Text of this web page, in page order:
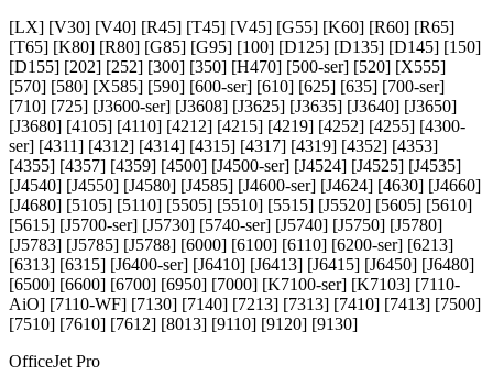
[LX] [V30] [V40] [R45] [T45] [V45] [G55] [K60] [R60] [R65]
[T65] [K80] [R80] [G85] [G95] [100] [D125] [D135] [D145] [150]
[D155] [202] [252] [300] [350] [H470] [500-ser] [520] [X555]
[570] [580] [X585] [590] [600-ser] [610] [625] [635] [700-ser]
[710] [725] [J3600-ser] [J3608] [J3625] [J3635] [J3640] [J3650]
[J3680] [4105] [4110] [4212] [4215] [4219] [4252] [4255] [4300-
ser] [4311] [4312] [4314] [4315] [4317] [4319] [4352] [4353]
[4355] [4357] [4359] [4500] [J4500-ser] [J4524] [J4525] [J4535]
[J4540] [J4550] [J4580] [J4585] [J4600-ser] [J4624] [4630] [J4660]
[J4680] [5105] [5110] [5505] [5510] [5515] [J5520] [5605] [5610]
[5615] [J5700-ser] [J5730] [5740-ser] [J5740] [J5750] [J5780]
[J5783] [J5785] [J5788] [6000] [6100] [6110] [6200-ser] [6213]
[6313] [6315] [J6400-ser] [J6410] [J6413] [J6415] [J6450] [J6480]
[6500] [6600] [6700] [6950] [7000] [K7100-ser] [K7103] [7110-
AiO] [7110-WF] [7130] [7140] [7213] [7313] [7410] [7413] [7500]
[7510] [7610] [7612] [8013] [9110] [9120] [9130]
OfficeJet Pro